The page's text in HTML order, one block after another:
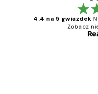
4.4 na 5 gwiazdek
Zobacz